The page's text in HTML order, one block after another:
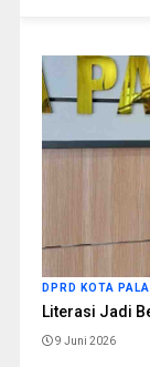
DPRD KOTA
Literasi Jadi
9 Juni 2026